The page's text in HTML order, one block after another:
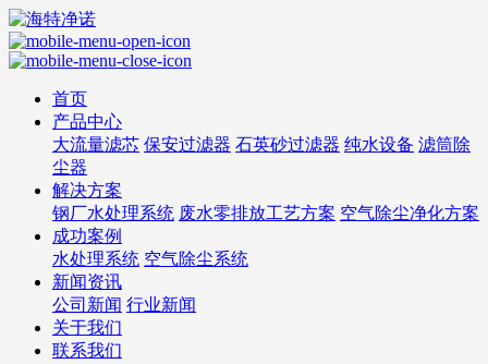
首页
产品中心
大流量滤芯 保安过滤器 石英砂过滤器 纯水设备 滤筒除
尘器
解决方案
钢厂水处理系统 废水零排放工艺方案 空气除尘净化方案
成功案例
水处理系统 空气除尘系统
新闻资讯
公司新闻 行业新闻
关于我们
联系我们